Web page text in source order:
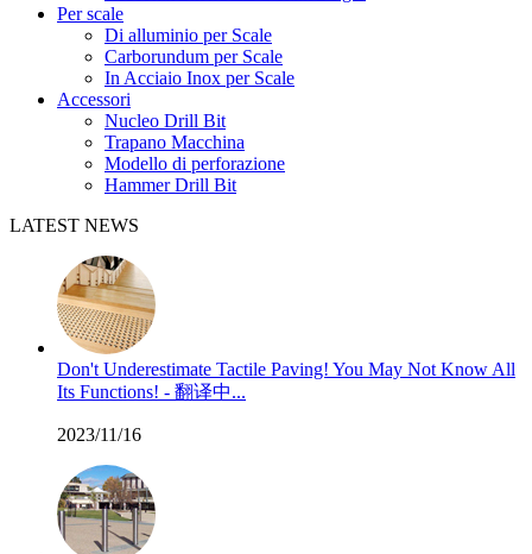
Per scale
Di alluminio per Scale
Carborundum per Scale
In Acciaio Inox per Scale
Accessori
Nucleo Drill Bit
Trapano Macchina
Modello di perforazione
Hammer Drill Bit
LATEST NEWS
Don't Underestimate Tactile Paving! You May Not Know All
Its Functions! - 翻译中...
2023/11/16